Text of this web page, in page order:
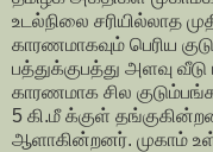
உடல்நிலை சரியில்லாத
காரணமாகவும் பெரிய
பத்துக்குபத்து அளவு வீடு
காரணமாக சில
5 கி.மீ க்குள்
ஆளாகின்றனர். முகாம்